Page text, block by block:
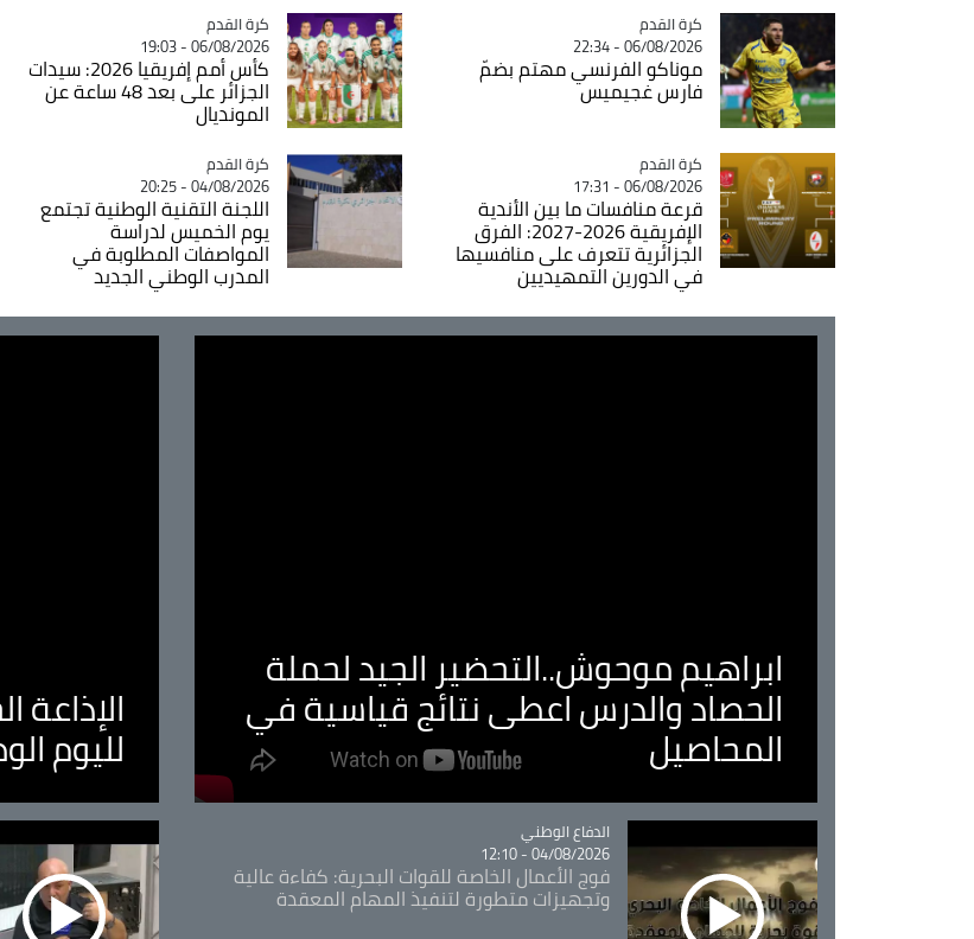
Catégorie
كرة القدم
06/08/2026 - 22:34
موناكو الفرنسي مهتم بضمّ
فارس غجيميس
Catégorie
كرة القدم
06/08/2026 - 19:03
كأس أمم إفريقيا 2026: سيدات
الجزائر على بعد 48 ساعة عن
المونديال
Catégorie
كرة القدم
06/08/2026 - 17:31
قرعة منافسات ما بين الأندية
الإفريقية 2026-2027: الفرق
الجزائرية تتعرف على منافسيها
في الدورين التمهيديين
Catégorie
كرة القدم
04/08/2026 - 20:25
اللجنة التقنية الوطنية تجتمع
يوم الخميس لدراسة
المواصفات المطلوبة في
المدرب الوطني الجديد
ابراهيم موحوش..التحضير الجيد لحملة
الحصاد والدرس اعطى نتائج قياسية في
المحاصيل
الإذاعة
لليوم
Catégorie
الدفاع الوطني
04/08/2026 - 12:10
فوج الأعمال الخاصة للقوات البحرية: كفاءة عالية
وتجهيزات متطورة لتنفيذ المهام المعقدة